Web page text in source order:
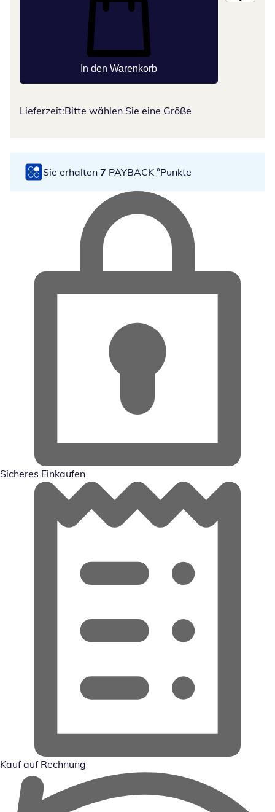
In den Warenkorb
Lieferzeit:Bitte wählen Sie eine Größe
Sie erhalten 7 PAYBACK °Punkte
Sicheres Einkaufen
Kauf auf Rechnung